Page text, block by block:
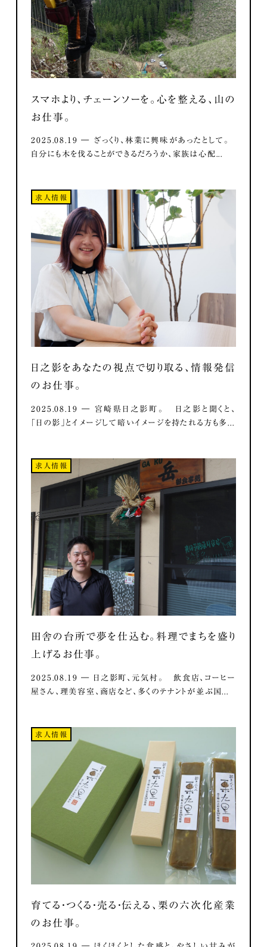
スマホより、チェーンソーを。心を整える、山の
お仕事。
2025.08.19 ― ざっくり、林業に興味があったとして。
自分にも木を伐ることができるだろうか、家族は心配...
求人情報
日之影をあなたの視点で切り取る、情報発信
のお仕事。
2025.08.19 ― 宮崎県日之影町。 日之影と聞くと、
「日の影」とイメージして暗いイメージを持たれる方も多...
求人情報
田舎の台所で夢を仕込む。料理でまちを盛り
上げるお仕事。
2025.08.19 ― 日之影町、元気村。 飲食店、コーヒー
屋さん、理美容室、商店など、多くのテナントが並ぶ国...
求人情報
育てる・つくる・売る・伝える、栗の六次化産業
のお仕事。